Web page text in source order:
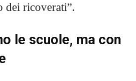
dei ricoverati”.
le scuole, ma con